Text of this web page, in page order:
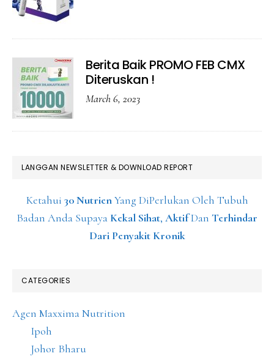
Berita Baik PROMO FEB CMX
Diteruskan !
March 6, 2023
LANGGAN NEWSLETTER & DOWNLOAD REPORT
Ketahui 30 NutrienYang DiPerlukan Oleh Tubuh
Badan Anda Supaya Kekal Sihat, AktifDan Terhindar
Dari Penyakit Kronik
CATEGORIES
Agen Maxxima Nutrition
Ipoh
Johor Bharu